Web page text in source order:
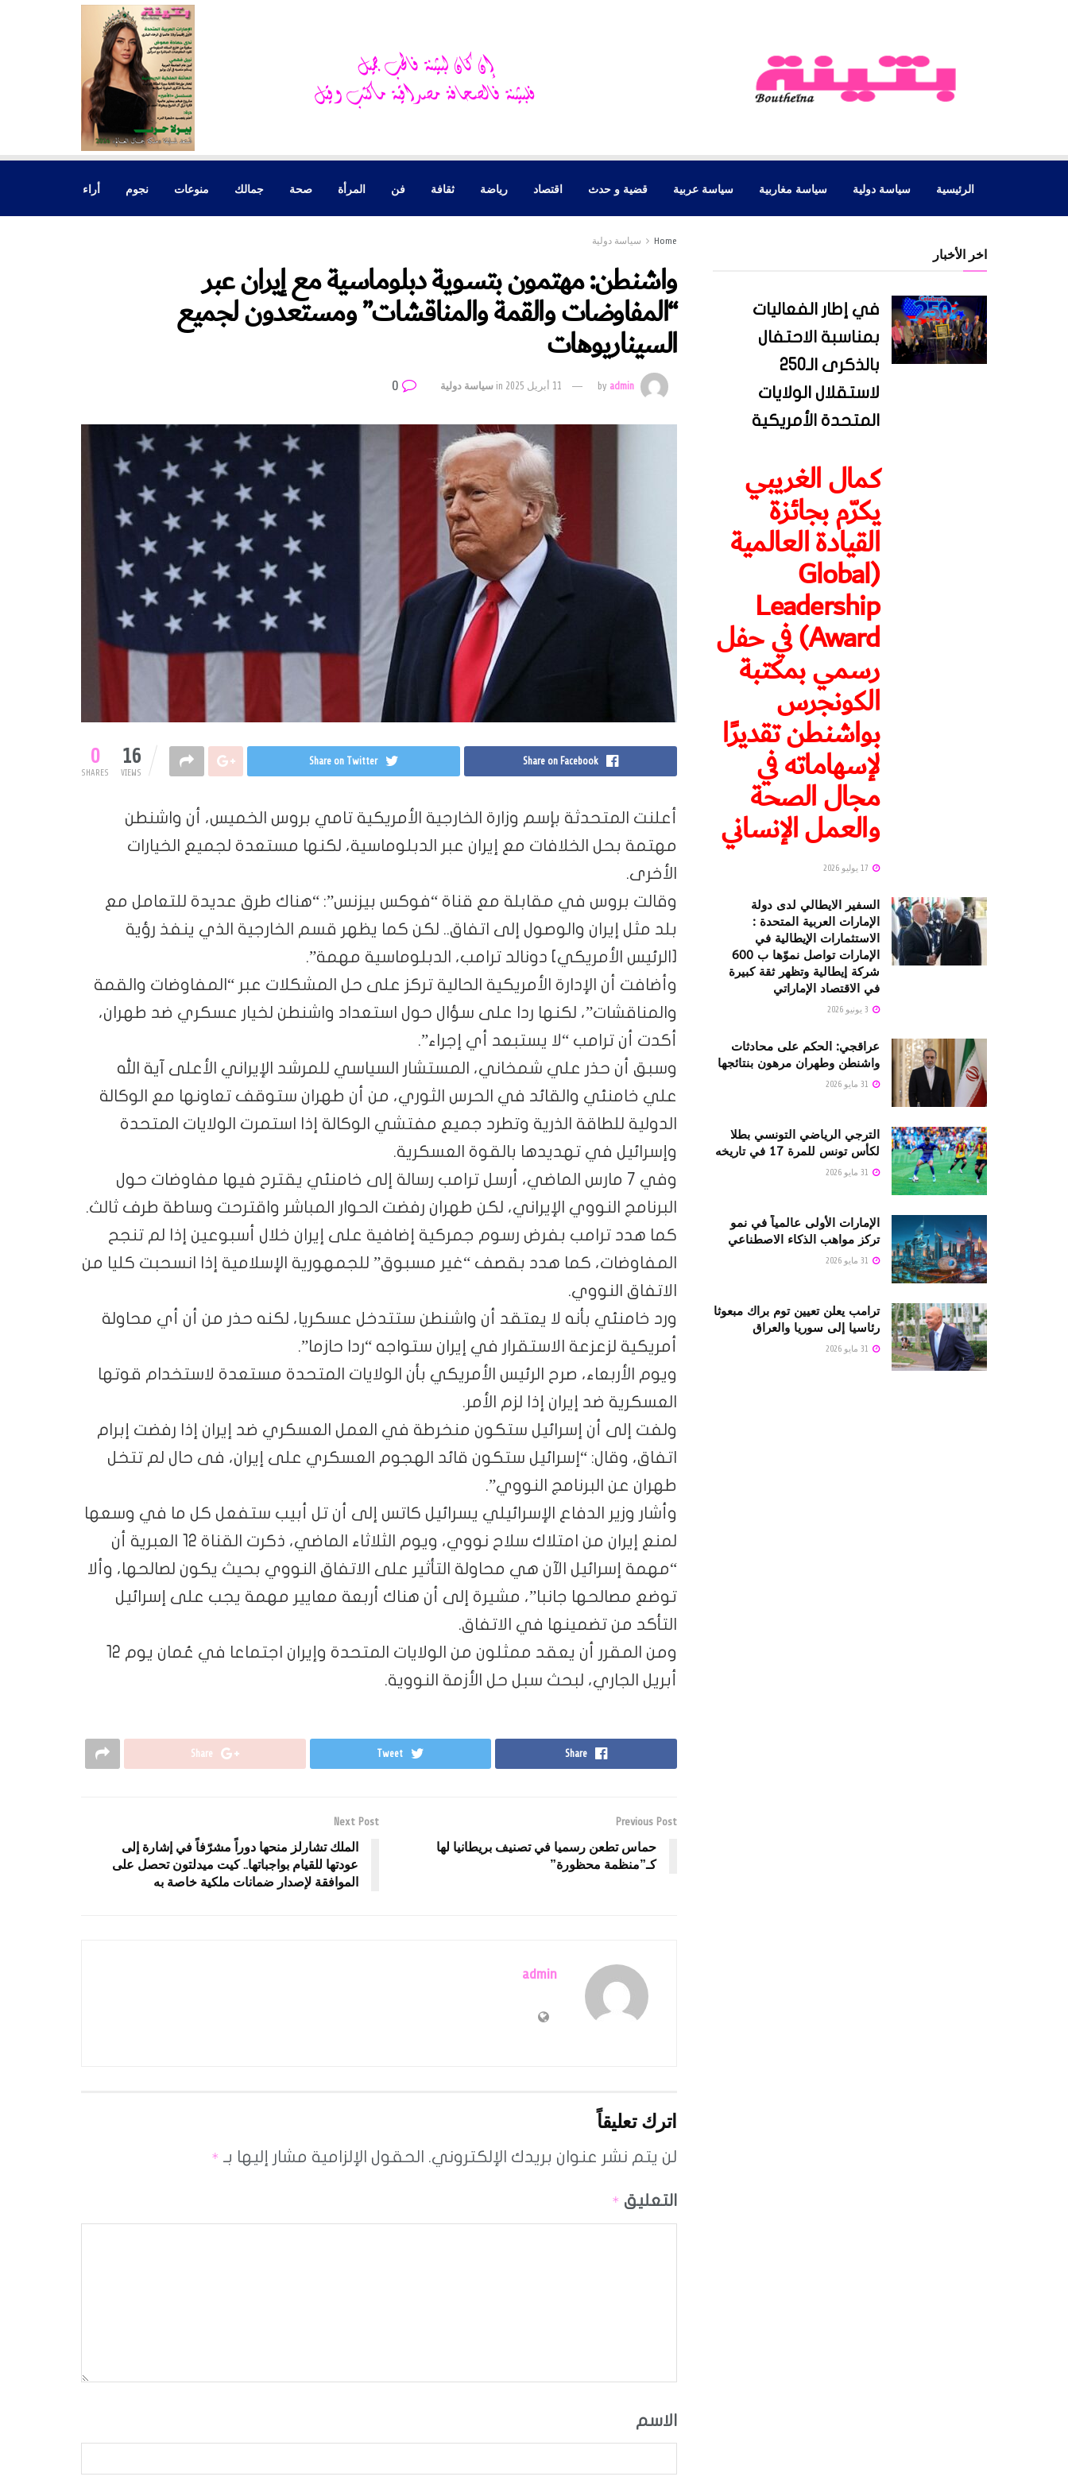
الرئيسية سياسة دولية سياسة مغاربية سياسة عربية قضية و حدث اقتصاد رياضة ثقافة فن المرأة صحة جمالك منوعات نجوم أراء
Home سياسة دولية
واشنطن: مهتمون بتسوية دبلوماسية مع إيران عبر
“المفاوضات والقمة والمناقشات” ومستعدون لجميع
السيناريوهات
byadmin 11 أبريل 2025 inسياسة دولية
0
SHARES 16
VIEWS
Share on Facebook
Share on Twitter
أعلنت المتحدثة بإسم وزارة الخارجية الأمريكية تامي بروس الخميس، أن واشنطن
مهتمة بحل الخلافات مع إيران عبر الدبلوماسية، لكنها مستعدة لجميع الخيارات
الأخرى.
وقالت بروس في مقابلة مع قناة “فوكس بيزنس”: “هناك طرق عديدة للتعامل مع
بلد مثل إيران والوصول إلى اتفاق.. لكن كما يظهر قسم الخارجية الذي ينفذ رؤية
[الرئيس الأمريكي] دونالد ترامب، الدبلوماسية مهمة”.
وأضافت أن الإدارة الأمريكية الحالية تركز على حل المشكلات عبر “المفاوضات والقمة
والمناقشات”، لكنها ردا على سؤال حول استعداد واشنطن لخيار عسكري ضد طهران،
أكدت أن ترامب “لا يستبعد أي إجراء”.
وسبق أن حذر علي شمخاني، المستشار السياسي للمرشد الإيراني الأعلى آية الله
علي خامنئي والقائد في الحرس الثوري، من أن طهران ستوقف تعاونها مع الوكالة
الدولية للطاقة الذرية وتطرد جميع مفتشي الوكالة إذا استمرت الولايات المتحدة
وإسرائيل في تهديدها بالقوة العسكرية.
وفي 7 مارس الماضي، أرسل ترامب رسالة إلى خامنئي يقترح فيها مفاوضات حول
البرنامج النووي الإيراني، لكن طهران رفضت الحوار المباشر واقترحت وساطة طرف ثالث.
كما هدد ترامب بفرض رسوم جمركية إضافية على إيران خلال أسبوعين إذا لم تنجح
المفاوضات، كما هدد بقصف “غير مسبوق” للجمهورية الإسلامية إذا انسحبت كليا من
الاتفاق النووي.
ورد خامنئي بأنه لا يعتقد أن واشنطن ستتدخل عسكريا، لكنه حذر من أن أي محاولة
أمريكية لزعزعة الاستقرار في إيران ستواجه “ردا حازما”.
ويوم الأربعاء، صرح الرئيس الأمريكي بأن الولايات المتحدة مستعدة لاستخدام قوتها
العسكرية ضد إيران إذا لزم الأمر.
ولفت إلى أن إسرائيل ستكون منخرطة في العمل العسكري ضد إيران إذا رفضت إبرام
اتفاق، وقال: “إسرائيل ستكون قائد الهجوم العسكري على إيران، فى حال لم تتخل
طهران عن البرنامج النووي”.
وأشار وزير الدفاع الإسرائيلي يسرائيل كاتس إلى أن تل أبيب ستفعل كل ما في وسعها
لمنع إيران من امتلاك سلاح نووي، ويوم الثلاثاء الماضي، ذكرت القناة 12 العبرية أن
“مهمة إسرائيل الآن هي محاولة التأثير على الاتفاق النووي بحيث يكون لصالحها، وألا
توضع مصالحها جانبا”، مشيرة إلى أن هناك أربعة معايير مهمة يجب على إسرائيل
التأكد من تضمينها في الاتفاق.
ومن المقرر أن يعقد ممثلون من الولايات المتحدة وإيران اجتماعا في عُمان يوم 12
أبريل الجاري، لبحث سبل حل الأزمة النووية.
Share
Tweet
Share
Previous Post
حماس تطعن رسميا في تصنيف بريطانيا لها
كـ”منظمة محظورة”
Next Post
الملك تشارلز منحها دوراً مشرّفاً في إشارة إلى
عودتها للقيام بواجباتها.. كيت ميدلتون تحصل على
الموافقة لإصدار ضمانات ملكية خاصة به
admin
اترك تعليقاً
لن يتم نشر عنوان بريدك الإلكتروني. الحقول الإلزامية مشار إليها بـ *
التعليق *
الاسم
اخر الأخبار
في إطار الفعاليات
بمناسبة الاحتفال
بالذكرى الـ250
لاستقلال الولايات
المتحدة الأمريكية
كمال الغريبي
يكرّم بجائزة
القيادة العالمية
(Global
Leadership
Award) في حفل
رسمي بمكتبة
الكونجرس
بواشنطن تقديرًا
لإسهاماته في
مجال الصحة
والعمل الإنساني
السفير الايطالي لدى دولة
الإمارات العربية المتحدة :
الاستثمارات الإيطالية في
الإمارات تواصل نموّها ب 600
شركة إيطالية وتظهر ثقة كبيرة
في الاقتصاد الإماراتي
عراقجي: الحكم على محادثات
واشنطن وطهران مرهون بنتائجها
الترجي الرياضي التونسي بطلا
لكأس تونس للمرة 17 في تاريخه
الإمارات الأولى عالمياً في نمو
تركز مواهب الذكاء الاصطناعي
ترامب يعلن تعيين توم براك مبعوثا
رئاسيا إلى سوريا والعراق